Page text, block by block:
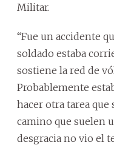
Militar.
“Fue un accidente
soldado estaba
sostiene la red de
Probablemente
hacer otra tarea que
camino que suelen
desgracia no vio el